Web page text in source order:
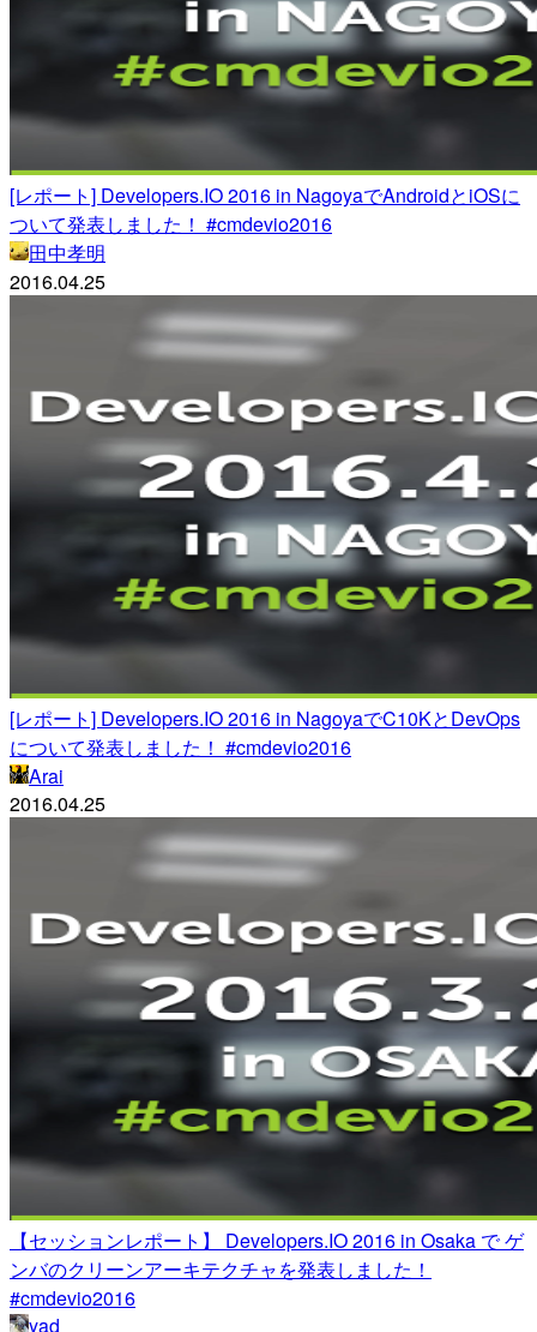
[レポート] Developers.IO 2016 in NagoyaでAndroidとiOSに
ついて発表しました！ #cmdevio2016
田中孝明
2016.04.25
[レポート] Developers.IO 2016 in NagoyaでC10KとDevOps
について発表しました！ #cmdevio2016
Arai
2016.04.25
【セッションレポート】 Developers.IO 2016 in Osaka で ゲ
ンバのクリーンアーキテクチャを発表しました！
#cmdevio2016
yad